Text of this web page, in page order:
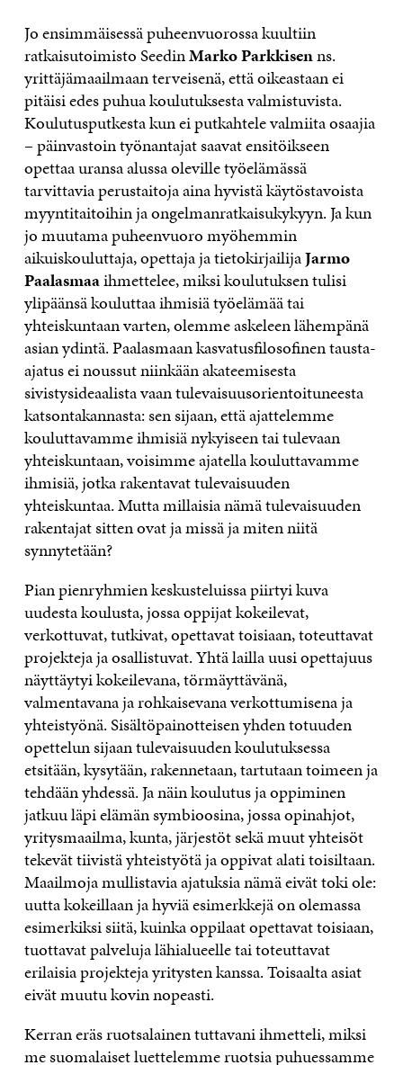
Jo ensimmäisessä puheenvuorossa kuultiin
ratkaisutoimisto SeedinMarkoParkkisenns.
yrittäjämaailmaan terveisenä, että oikeastaan ei
pitäisi edes puhua koulutuksesta valmistuvista.
Koulutusputkesta kun ei putkahtele valmiita osaajia
– päinvastoin työnantajat saavat ensitöikseen
opettaa uransa alussa oleville työelämässä
tarvittavia perustaitoja aina hyvistä käytöstavoista
myyntitaitoihin ja ongelmanratkaisukykyyn. Ja kun
jo muutama puheenvuoro myöhemmin
aikuiskouluttaja, opettaja ja tietokirjailijaJarmo
Paalasmaaihmettelee, miksi koulutuksen tulisi
ylipäänsä kouluttaa ihmisiä työelämää tai
yhteiskuntaan varten, olemme askeleen lähempänä
asian ydintä. Paalasmaan kasvatusfilosofinen tausta-
ajatus ei noussut niinkään akateemisesta
sivistysideaalista vaan tulevaisuusorientoituneesta
katsontakannasta: sen sijaan, että ajattelemme
kouluttavamme ihmisiä nykyiseen tai tulevaan
yhteiskuntaan, voisimme ajatella kouluttavamme
ihmisiä, jotka rakentavat tulevaisuuden
yhteiskuntaa. Mutta millaisia nämä tulevaisuuden
rakentajat sitten ovat ja missä ja miten niitä
synnytetään?
Pian pienryhmien keskusteluissa piirtyi kuva
uudesta koulusta, jossa oppijat kokeilevat,
verkottuvat, tutkivat, opettavat toisiaan, toteuttavat
projekteja ja osallistuvat. Yhtä lailla uusi opettajuus
näyttäytyi kokeilevana, törmäyttävänä,
valmentavana ja rohkaisevana verkottumisena ja
yhteistyönä. Sisältöpainotteisen yhden totuuden
opettelun sijaan tulevaisuuden koulutuksessa
etsitään, kysytään, rakennetaan, tartutaan toimeen ja
tehdään yhdessä. Ja näin koulutus ja oppiminen
jatkuu läpi elämän symbioosina, jossa opinahjot,
yritysmaailma, kunta, järjestöt sekä muut yhteisöt
tekevät tiivistä yhteistyötä ja oppivat alati toisiltaan.
Maailmoja mullistavia ajatuksia nämä eivät toki ole:
uutta kokeillaan ja hyviä esimerkkejä on olemassa
esimerkiksi siitä, kuinka oppilaat opettavat toisiaan,
tuottavat palveluja lähialueelle tai toteuttavat
erilaisia projekteja yritysten kanssa. Toisaalta asiat
eivät muutu kovin nopeasti.
Kerran eräs ruotsalainen tuttavani ihmetteli, miksi
me suomalaiset luettelemme ruotsia puhuessamme